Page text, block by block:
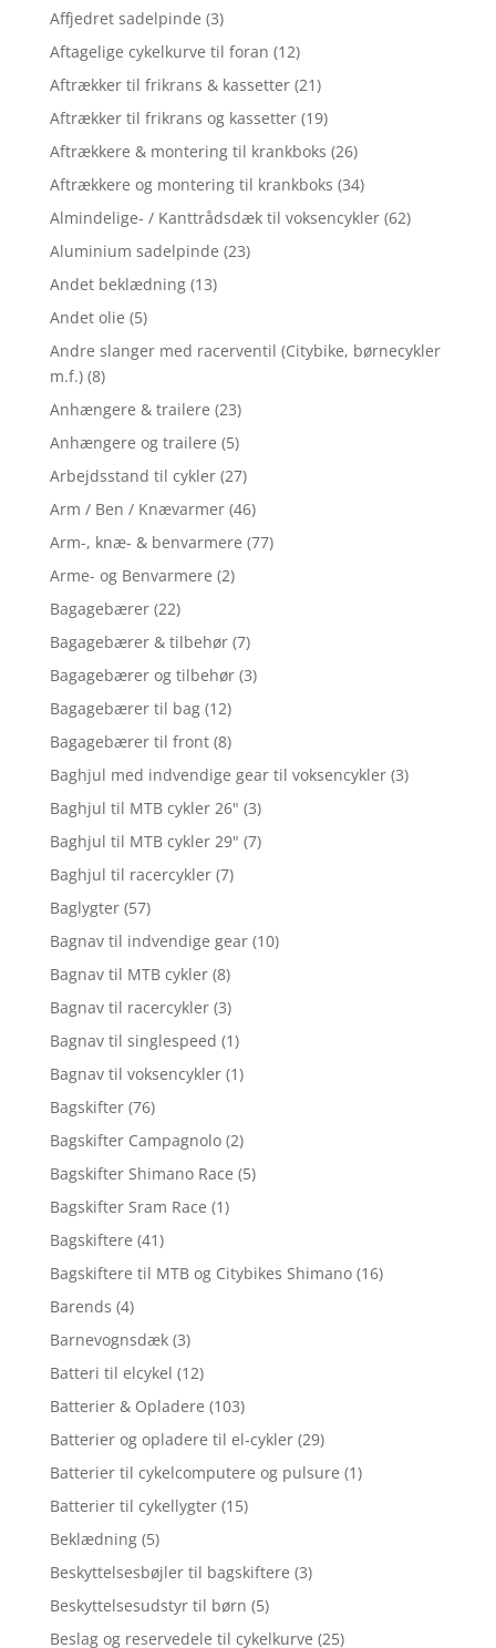
Affjedret sadelpinde (3)
Aftagelige cykelkurve til foran (12)
Aftrækker til frikrans & kassetter (21)
Aftrækker til frikrans og kassetter (19)
Aftrækkere & montering til krankboks (26)
Aftrækkere og montering til krankboks (34)
Almindelige- / Kanttrådsdæk til voksencykler (62)
Aluminium sadelpinde (23)
Andet beklædning (13)
Andet olie (5)
Andre slanger med racerventil (Citybike, børnecykler
m.f.) (8)
Anhængere & trailere (23)
Anhængere og trailere (5)
Arbejdsstand til cykler (27)
Arm / Ben / Knævarmer (46)
Arm-, knæ- & benvarmere (77)
Arme- og Benvarmere (2)
Bagagebærer (22)
Bagagebærer & tilbehør (7)
Bagagebærer og tilbehør (3)
Bagagebærer til bag (12)
Bagagebærer til front (8)
Baghjul med indvendige gear til voksencykler (3)
Baghjul til MTB cykler 26" (3)
Baghjul til MTB cykler 29" (7)
Baghjul til racercykler (7)
Baglygter (57)
Bagnav til indvendige gear (10)
Bagnav til MTB cykler (8)
Bagnav til racercykler (3)
Bagnav til singlespeed (1)
Bagnav til voksencykler (1)
Bagskifter (76)
Bagskifter Campagnolo (2)
Bagskifter Shimano Race (5)
Bagskifter Sram Race (1)
Bagskiftere (41)
Bagskiftere til MTB og Citybikes Shimano (16)
Barends (4)
Barnevognsdæk (3)
Batteri til elcykel (12)
Batterier & Opladere (103)
Batterier og opladere til el-cykler (29)
Batterier til cykelcomputere og pulsure (1)
Batterier til cykellygter (15)
Beklædning (5)
Beskyttelsesbøjler til bagskiftere (3)
Beskyttelsesudstyr til børn (5)
Beslag og reservedele til cykelkurve (25)